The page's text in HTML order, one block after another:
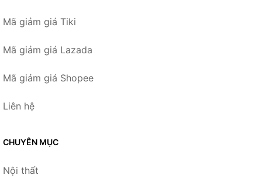
Mã giảm giá Tiki
Mã giảm giá Lazada
Mã giảm giá Shopee
Liên hệ
CHUYÊN MỤC
Nội thất